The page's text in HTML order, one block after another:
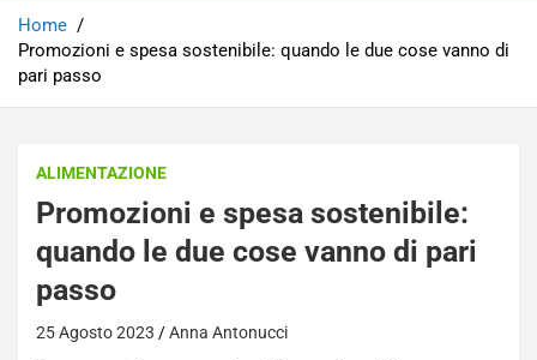
Home
Promozioni e spesa sostenibile: quando le due cose vanno di
pari passo
ALIMENTAZIONE
Promozioni e spesa sostenibile:
quando le due cose vanno di pari
passo
25 Agosto 2023 Anna Antonucci